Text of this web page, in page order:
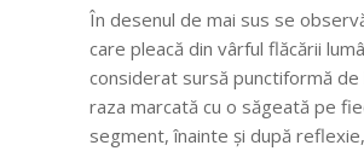
În desenul de mai sus se
care pleacă din vârful flăcării
considerat sursă punctiformă de
raza marcată cu o săgeată pe
segment, înainte și după